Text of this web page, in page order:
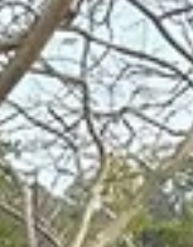
僅有效改善身心健康，更提
素。